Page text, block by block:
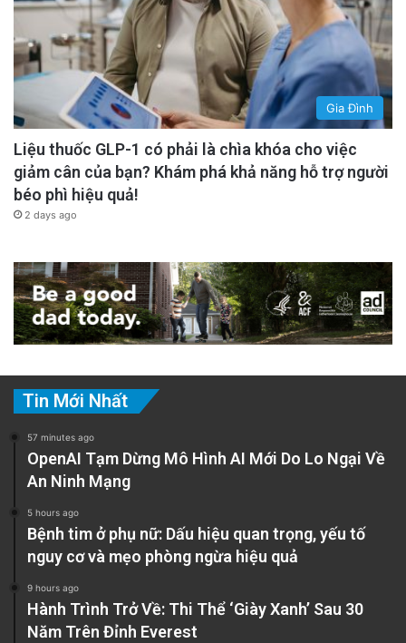
Gia Đình
Liệu thuốc GLP-1 có phải là chìa khóa cho việc
giảm cân của bạn? Khám phá khả năng hỗ trợ người
béo phì hiệu quả!
2 days ago
Tin Mới Nhất
57 minutes ago
OpenAI Tạm Dừng Mô Hình AI Mới Do Lo Ngại Về
An Ninh Mạng
5 hours ago
Bệnh tim ở phụ nữ: Dấu hiệu quan trọng, yếu tố
nguy cơ và mẹo phòng ngừa hiệu quả
9 hours ago
Hành Trình Trở Về: Thi Thể ‘Giày Xanh’ Sau 30
Năm Trên Đỉnh Everest